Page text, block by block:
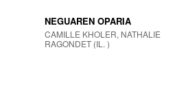
NEGUAREN OPARIA
CAMILLE KHOLER, NATHALIE
RAGONDET (IL. )